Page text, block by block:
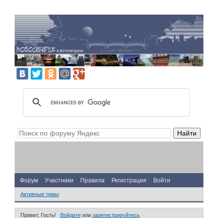
Форум Участники Правила Регистрация Войти
Активные темы
Привет, Гость! Войдитеили зарегистрируйтесь.